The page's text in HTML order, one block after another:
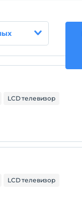
LCD телевизор
LCD телевизор